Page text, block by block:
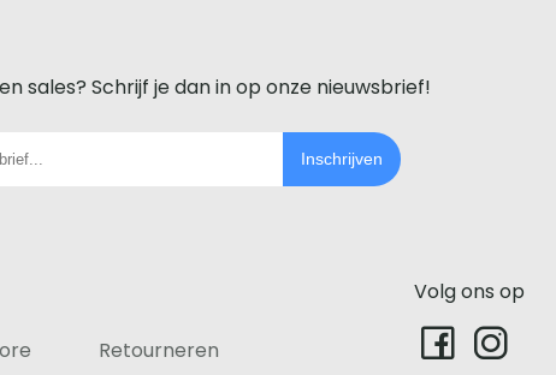
sales? Schrijf je dan in op onze nieuwsbrief!
Inschrijven
Retourneren
Volg ons op